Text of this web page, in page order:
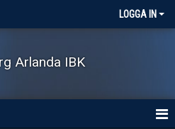
LOGGA IN
Arlanda IBK